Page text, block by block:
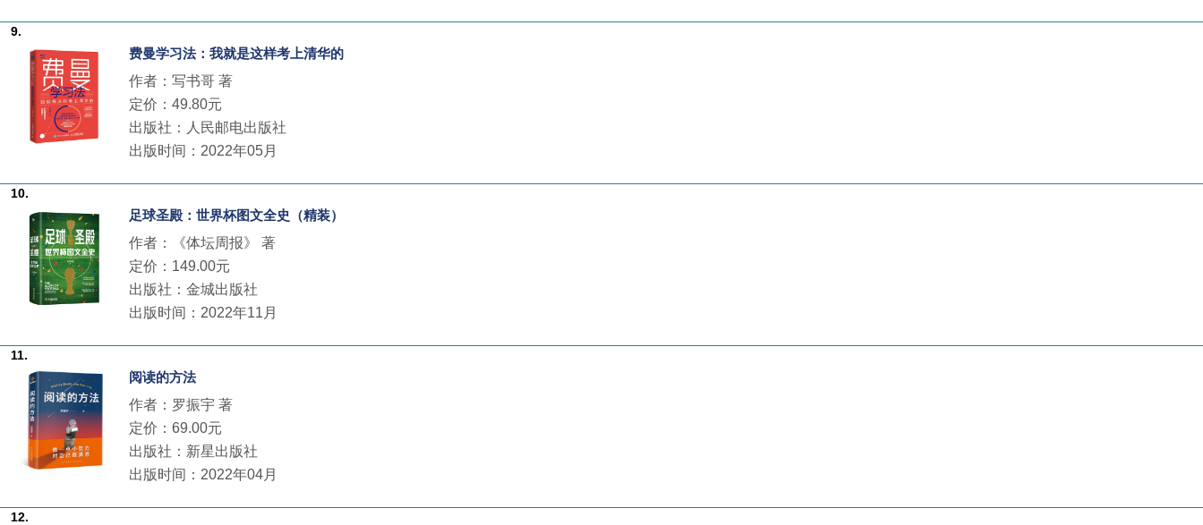
9.
费曼学习法：我就是这样考上清华的
作者：写书哥 著
定价：49.80元
出版社：人民邮电出版社
出版时间：2022年05月
10.
足球圣殿：世界杯图文全史（精装）
作者：《体坛周报》 著
定价：149.00元
出版社：金城出版社
出版时间：2022年11月
11.
阅读的方法
作者：罗振宇 著
定价：69.00元
出版社：新星出版社
出版时间：2022年04月
12.